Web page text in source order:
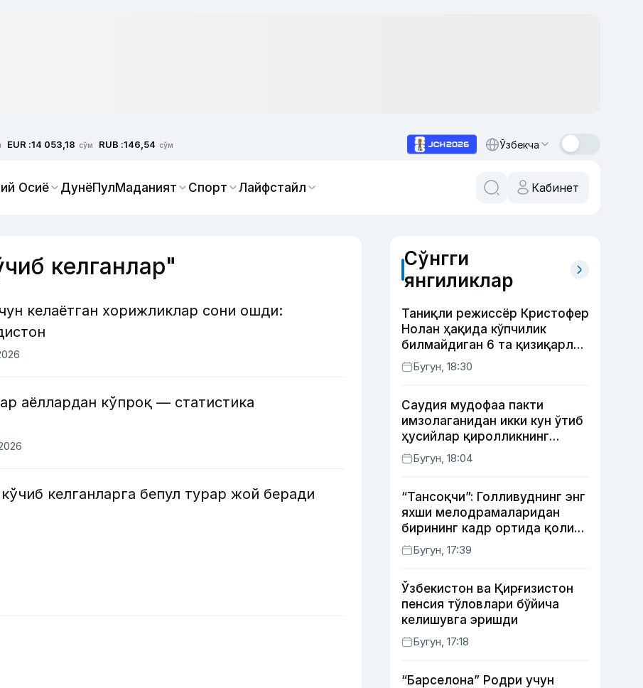
EUR :14 053,18 сўм RUB :146,54 сўм Ўзбекча
Осиё ДунёПулМаданият Спорт Лайфстайл Кабинет
келганлар"
келаётган хорижликлар сони ошди:
аёллардан кўпроқ — статистика
келганларга бепул турар жой беради
Сўнгги
янгиликлар
Таниқли режиссёр Кристофер
Нолан ҳақида кўпчилик
билмайдиган 6 та қизиқарли
фактБугун, 18:30
Саудия мудофаа пакти
имзолаганидан икки кун ўтиб
ҳусийлар қиролликнинг
нефтни қайта ишлаш
заводига ҳужум қилди
Бугун, 18:04
“Тансоқчи”: Голливуднинг энг
яхши мелодрамаларидан
бирининг кадр ортида қолиб
кетган воқеалари
Бугун, 17:39
Ўзбекистон ва Қирғизистон
пенсия тўловлари бўйича
келишувга эришди
Бугун, 17:18
“Барселона” Родри учун